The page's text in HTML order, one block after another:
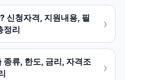
신청자격, 지원내용, 필
정리
›
종류, 한도, 금리, 자격조
›